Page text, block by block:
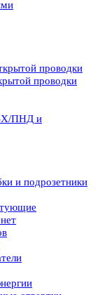
проводки
проводки
ПНД и
и подрозетники